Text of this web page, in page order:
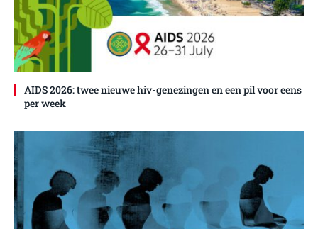
AIDS 2026: twee nieuwe hiv-genezingen en een pil voor eens
per week